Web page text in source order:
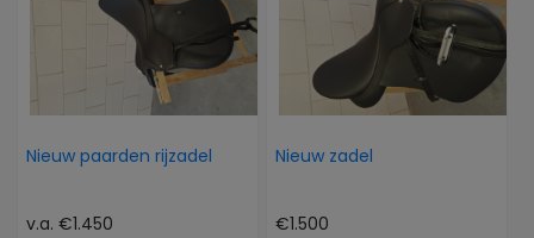
Nieuw paarden rijzadel
v.a. €1.450
Nieuw zadel
€1.500